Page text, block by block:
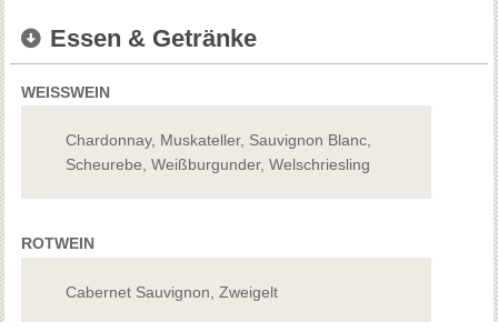
Essen & Getränke
WEISSWEIN
Chardonnay, Muskateller, Sauvignon Blanc,
Scheurebe, Weißburgunder, Welschriesling
ROTWEIN
Cabernet Sauvignon, Zweigelt